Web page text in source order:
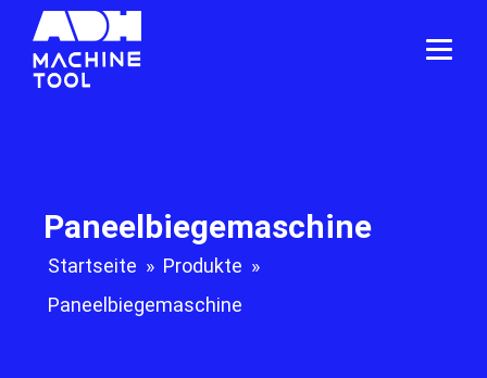
Paneelbiegemaschine
Startseite » Produkte »
Paneelbiegemaschine